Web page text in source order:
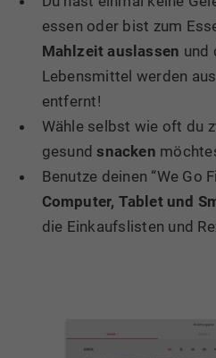
essen oder bist zum
Mahlzeit auslassen und
Lebensmittel werden
entfernt!
Wähle selbst wie oft du
gesundsnacken
Benutze deinen “We Go
Computer, Tablet und
die Einkaufslisten und